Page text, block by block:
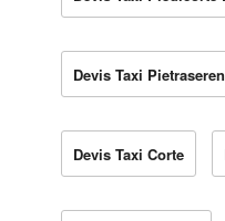
Devis Taxi
Devis Taxi Corte